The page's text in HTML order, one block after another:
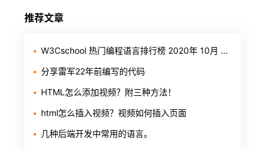
推荐文章
W3Cschool 热门编程语言排行榜 2020年 10月 TOP10
分享雷军22年前编写的代码
HTML怎么添加视频？附三种方法！
html怎么插入视频？视频如何插入页面
几种后端开发中常用的语言。